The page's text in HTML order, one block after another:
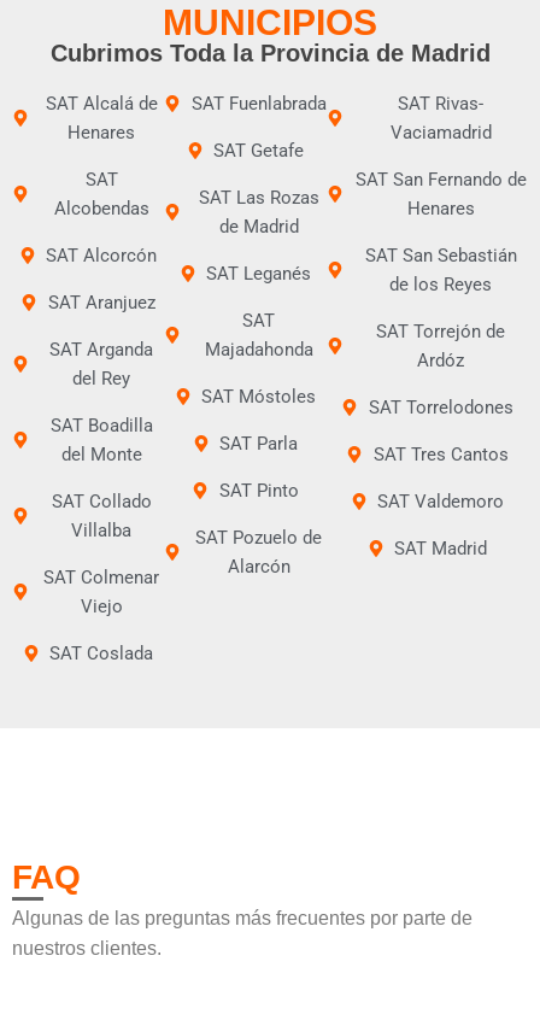
MUNICIPIOS
Cubrimos Toda la Provincia de Madrid
SAT Alcalá de
Henares
SAT
Alcobendas
SAT Alcorcón
SAT Aranjuez
SAT Arganda
del Rey
SAT Boadilla
del Monte
SAT Collado
Villalba
SAT Colmenar
Viejo
SAT Coslada
SAT Fuenlabrada
SAT Getafe
SAT Las Rozas
de Madrid
SAT Leganés
SAT
Majadahonda
SAT Móstoles
SAT Parla
SAT Pinto
SAT Pozuelo de
Alarcón
SAT Rivas-
Vaciamadrid
SAT San Fernando de
Henares
SAT San Sebastián
de los Reyes
SAT Torrejón de
Ardóz
SAT Torrelodones
SAT Tres Cantos
SAT Valdemoro
SAT Madrid
FAQ
Algunas de las preguntas más frecuentes por parte de
nuestros clientes.